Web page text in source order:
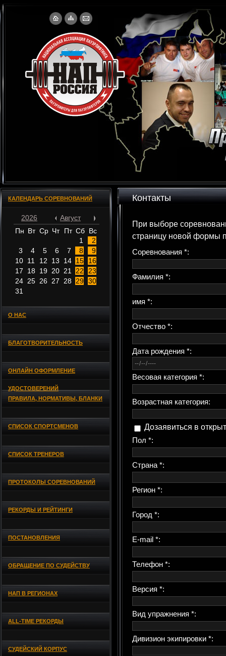
КАЛЕНДАРЬ СОРЕВНОВАНИЙ
2026
Август
Пн Вт Ср Чт Пт Сб Вс
1
2
3
4 5 6 7 8
9
10 11 12 13 14 15
16
17
18 19 20 21 22
23
24 25 26 27 28 29 30
31
О НАС
БЛАГОТВОРИТЕЛЬНОСТЬ
ОНЛАЙН ОФОРМЛЕНИЕ
УДОСТОВЕРЕНИЙ
ПРАВИЛА, НОРМАТИВЫ, БЛАНКИ
СПИСОК СПОРТСМЕНОВ
СПИСОК ТРЕНЕРОВ
ПРОТОКОЛЫ СОРЕВНОВАНИЙ
РЕКОРДЫ И РЕЙТИНГИ
ПОСТАНОВЛЕНИЯ
ОБРАЩЕНИЕ ПО СУДЕЙСТВУ
НАП В РЕГИОНАХ
ALL-TIME РЕКОРДЫ
СУДЕЙСКИЙ КОРПУС
Контакты
При выборе
страницу новой формы
Соревнования *:
Фамилия *:
имя *:
Отчество *:
Дата рождения *:
Весовая категория *:
Возрастная категория:
Дозаявиться в
Пол *:
Страна *:
Регион *:
Город *:
E-mail *:
Телефон *:
Версия *:
Вид упражнения *:
Дивизион экипировки *: